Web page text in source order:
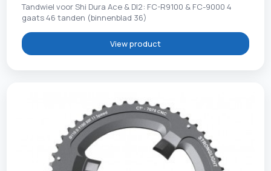
Tandwiel voor Shi Dura Ace & DI2: FC-R9100 & FC-9000 4
gaats 46 tanden (binnenblad 36)
View product